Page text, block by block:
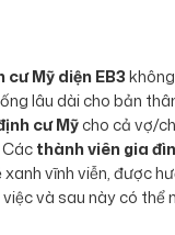
cư Mỹ diện EB3
lâu dài cho bản
cư Mỹcho cả vợ/
Cácthành viên gia
vĩnh viễn, được
và sau này có thể